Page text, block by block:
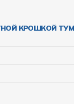
КРОШКОЙ